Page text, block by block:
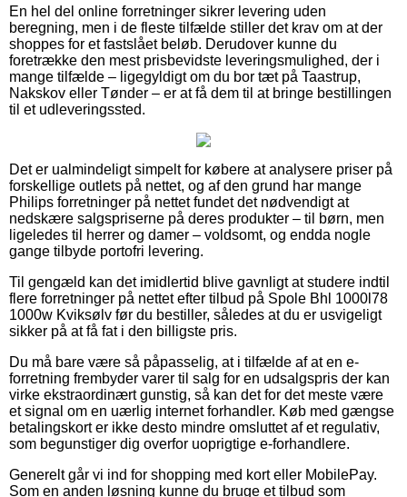
En hel del online forretninger sikrer levering uden
beregning, men i de fleste tilfælde stiller det krav om at der
shoppes for et fastslået beløb. Derudover kunne du
foretrække den mest prisbevidste leveringsmulighed, der i
mange tilfælde – ligegyldigt om du bor tæt på Taastrup,
Nakskov eller Tønder – er at få dem til at bringe bestillingen
til et udleveringssted.
Det er ualmindeligt simpelt for købere at analysere priser på
forskellige outlets på nettet, og af den grund har mange
Philips forretninger på nettet fundet det nødvendigt at
nedskære salgspriserne på deres produkter – til børn, men
ligeledes til herrer og damer – voldsomt, og endda nogle
gange tilbyde portofri levering.
Til gengæld kan det imidlertid blive gavnligt at studere indtil
flere forretninger på nettet efter tilbud på Spole Bhl 1000l78
1000w Kviksølv før du bestiller, således at du er usvigeligt
sikker på at få fat i den billigste pris.
Du må bare være så påpasselig, at i tilfælde af at en e-
forretning frembyder varer til salg for en udsalgspris der kan
virke ekstraordinært gunstig, så kan det for det meste være
et signal om en uærlig internet forhandler. Køb med gængse
betalingskort er ikke desto mindre omsluttet af et regulativ,
som begunstiger dig overfor uoprigtige e-forhandlere.
Generelt går vi ind for shopping med kort eller MobilePay.
Som en anden løsning kunne du bruge et tilbud som